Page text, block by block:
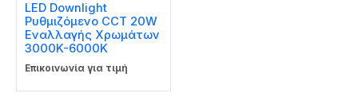
LED Downlight
Ρυθμιζόμενο CCT 20W
Εναλλαγής Χρωμάτων
3000K-6000K
Επικοινωνία για τιμή